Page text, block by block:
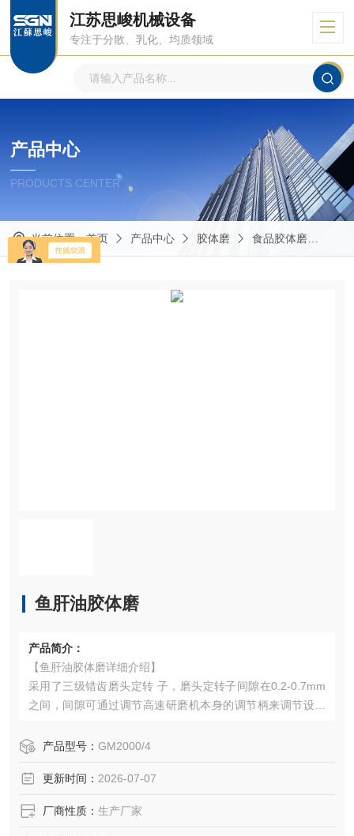
江苏思峻机械设备
专注于分散、乳化、均质领域
产品中心
PRODUCTS CENTER
当前位置：首页 产品中心 胶体磨 食品胶体磨
鱼肝油胶体磨
产品简介：
【鱼肝油胶体磨详细介绍】
采用了三级错齿磨头定转 子，磨头定转子间隙在0.2-0.7mm
之间，间隙可通过调节高速研磨机本身的调节柄来调节设备
分散效 果会越好。高速胶体磨故名思意，管线式高速胶体磨
比例，是原本只有3000rpm的电机，经过传 动后设备转速可
产品型号： GM2000/4
更新时间： 2026-07-07
厂商性质： 生产厂家